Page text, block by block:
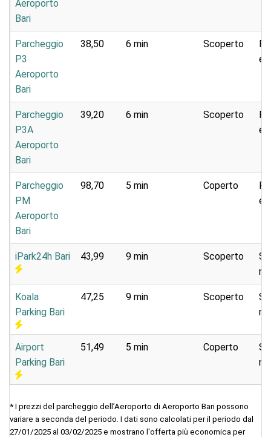
Aeroporto
Bari
Parcheggio
P3
Aeroporto
Bari
38,50 6 min Scoperto
e
Parcheggio
P3A
Aeroporto
Bari
39,20 6 min Scoperto
e
Parcheggio
PM
Aeroporto
Bari
98,70 5 min Coperto
e
iPark24h Bari 43,99 9 min Scoperto
Koala
Parking Bari
47,25 9 min Scoperto
Airport
Parking Bari
51,49 5 min Coperto
* I prezzi del parcheggio dell’Aeroporto di Aeroporto Bari possono
variare a seconda del periodo. I dati sono calcolati per il periodo dal
27/01/2025 al 03/02/2025 e mostrano l'offerta più economica per